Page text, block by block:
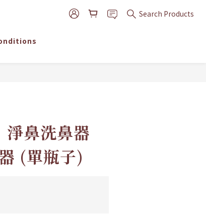
Search Products
淨鼻洗鼻器
(單瓶子)